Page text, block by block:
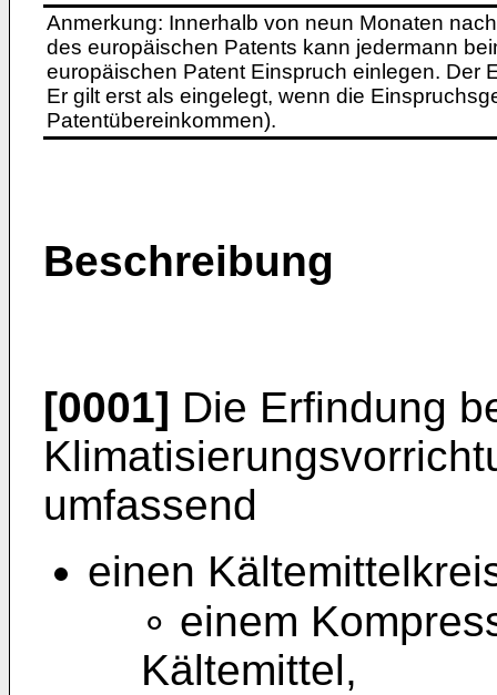
Anmerkung: Innerhalb von neun Monaten
des europäischen Patents kann jedermann
europäischen Patent Einspruch einlegen. Der
Er gilt erst als eingelegt, wenn die
Patentübereinkommen).
Beschreibung
[0001] Die Erfindung
umfassend
einen
∘ einem
Kältemittel,